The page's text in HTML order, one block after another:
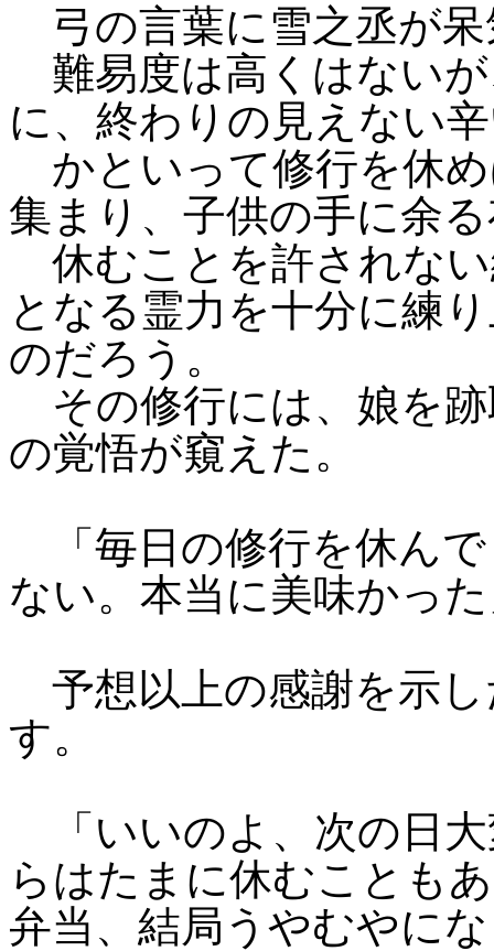
弓の言葉に雪之丞が
難易度は高くはない
に、終わりの見えない
かといって修行を休
集まり、子供の手に余
休むことを許されな
となる霊力を十分に練
のだろう。
その修行には、娘を
の覚悟が窺えた。
「毎日の修行を休んで
ない。本当に美味かっ
予想以上の感謝を示
す。
「いいのよ、次の日
らはたまに休むことも
弁当、結局うやむやに